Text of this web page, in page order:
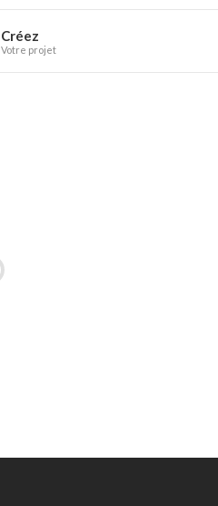
Créez
Votre projet